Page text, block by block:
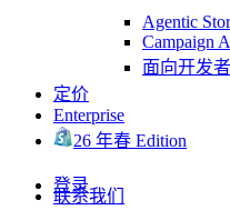
Agentic
Campaign
面向开发
定价
Enterprise
26 年春 Edition
登录
联系我们